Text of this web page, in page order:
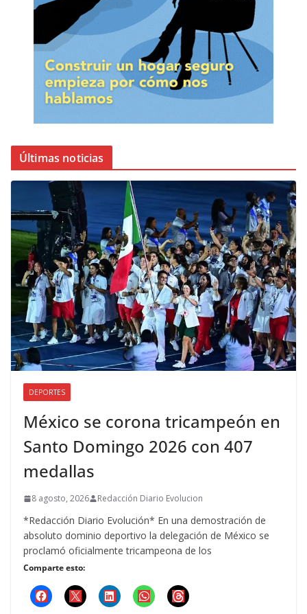
Últimas noticias
DEPORTES
México se corona tricampeón en
Santo Domingo 2026 con 407
medallas
8 agosto, 2026 Redacción Diario Evolucion
*Redacción Diario Evolución* En una demostración de
absoluto dominio deportivo la delegación de México se
proclamó oficialmente tricampeona de los
Comparte esto: